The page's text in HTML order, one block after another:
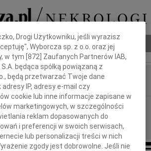
Poradnik pogrzebowy
Poznań
09.10.2023
Drogi Użytkowniku, jeśli wyrazisz
Wyborcza sp. z o.o. oraz jej
w tym [872 ] Zaufanych Partnerów IAB,
będąca spółką powiązaną z
będą przetwarzać Twoje dane
IP, adresy e-mail czy
cookie lub inne informacje zapisane w
marketingowych, w szczególności
reklam dopasowanych do
i preferencji w swoich serwisach,
lub personalizacji treści w nich
zgody jest dobrowolne. Jeśli nie